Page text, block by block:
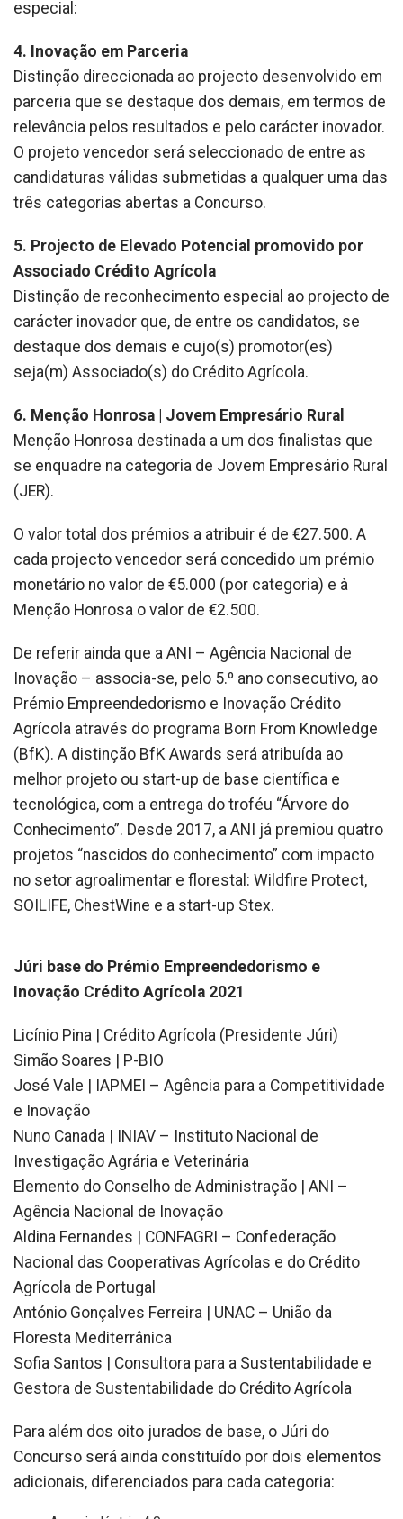
especial:
4. Inovação em Parceria
Distinção direccionada ao projecto desenvolvido em
parceria que se destaque dos demais, em termos de
relevância pelos resultados e pelo carácter inovador.
O projeto vencedor será seleccionado de entre as
candidaturas válidas submetidas a qualquer uma das
três categorias abertas a Concurso.
5. Projecto de Elevado Potencial promovido por
Associado Crédito Agrícola
Distinção de reconhecimento especial ao projecto de
carácter inovador que, de entre os candidatos, se
destaque dos demais e cujo(s) promotor(es)
seja(m) Associado(s) do Crédito Agrícola.
6. Menção Honrosa | Jovem Empresário Rural
Menção Honrosa destinada a um dos finalistas que
se enquadre na categoria de Jovem Empresário Rural
(JER).
O valor total dos prémios a atribuir é de €27.500. A
cada projecto vencedor será concedido um prémio
monetário no valor de €5.000 (por categoria) e à
Menção Honrosa o valor de €2.500.
De referir ainda que a ANI – Agência Nacional de
Inovação – associa-se, pelo 5.º ano consecutivo, ao
Prémio Empreendedorismo e Inovação Crédito
Agrícola através do programa Born From Knowledge
(BfK). A distinção BfK Awards será atribuída ao
melhor projeto ou start-up de base científica e
tecnológica, com a entrega do troféu “Árvore do
Conhecimento”. Desde 2017, a ANI já premiou quatro
projetos “nascidos do conhecimento” com impacto
no setor agroalimentar e florestal: Wildfire Protect,
SOILIFE, ChestWine e a start-up Stex.
Júri base do Prémio Empreendedorismo e
Inovação Crédito Agrícola 2021
Licínio Pina | Crédito Agrícola (Presidente Júri)
Simão Soares | P-BIO
José Vale | IAPMEI – Agência para a Competitividade
e Inovação
Nuno Canada | INIAV – Instituto Nacional de
Investigação Agrária e Veterinária
Elemento do Conselho de Administração | ANI –
Agência Nacional de Inovação
Aldina Fernandes | CONFAGRI – Confederação
Nacional das Cooperativas Agrícolas e do Crédito
Agrícola de Portugal
António Gonçalves Ferreira | UNAC – União da
Floresta Mediterrânica
Sofia Santos | Consultora para a Sustentabilidade e
Gestora de Sustentabilidade do Crédito Agrícola
Para além dos oito jurados de base, o Júri do
Concurso será ainda constituído por dois elementos
adicionais, diferenciados para cada categoria: